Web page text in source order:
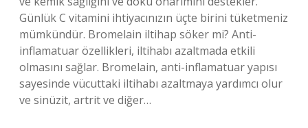
Günlük C vitamini ihtiyacınızın üçte birini tüketmeniz
mümkündür. Bromelain iltihap söker mi? Anti-
inflamatuar özellikleri, iltihabı azaltmada etkili
olmasını sağlar. Bromelain, anti-inflamatuar yapısı
sayesinde vücuttaki iltihabı azaltmaya yardımcı olur
ve sinüzit, artrit ve diğer…